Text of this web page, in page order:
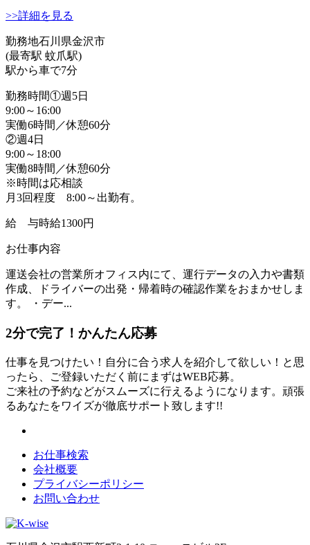
>>詳細を見る
勤務地石川県金沢市
(最寄駅 蚊爪駅)
駅から車で7分
勤務時間①週5日
9:00～16:00
実働6時間／休憩60分
②週4日
9:00～18:00
実働8時間／休憩60分
※時間は応相談
月3回程度 8:00～出勤有。
給 与時給1300円
お仕事内容
運送会社の営業所オフィス内にて、運行データの入力や書類
作成、ドライバーの出発・帰着時の確認作業をおまかせしま
す。 ・デー...
2分で完了！かんたん応募
仕事を見つけたい！自分に合う求人を紹介して欲しい！と思
ったら、ご登録いただく前にまずはWEB応募。
ご来社の予約などがスムーズに行えるようになります。頑張
るあなたをワイズが徹底サポート致します!!
お仕事検索
会社概要
プライバシーポリシー
お問い合わせ